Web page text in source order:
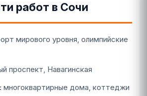
работ в Сочи
мирового уровня, олимпийские
проспект, Навагинская
многоквартирные дома, коттеджи